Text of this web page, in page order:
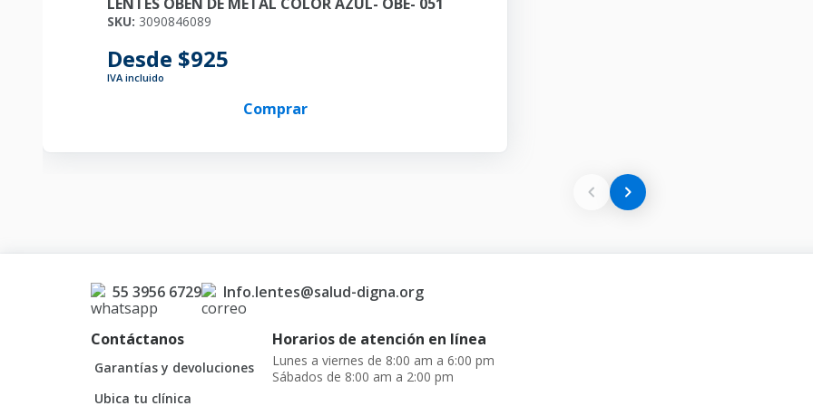
SKU: 3090846089
Desde $925
IVA incluido
Comprar
55 3956 6729 Info.lentes@salud-digna.org
Contáctanos
Garantías y devoluciones
Ubica tu clínica
Horarios de atención en línea
Lunes a viernes de 8:00 am a 6:00 pm
Sábados de 8:00 am a 2:00 pm